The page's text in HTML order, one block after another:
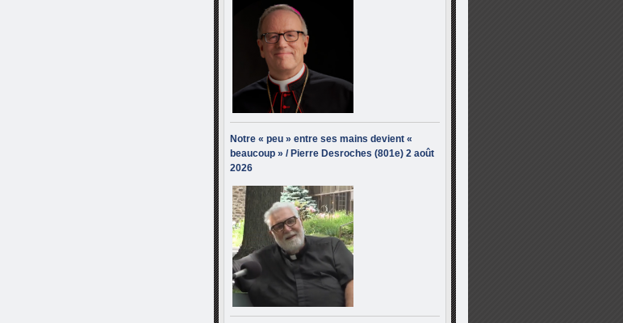
Notre « peu » entre ses mains devient «
beaucoup » / Pierre Desroches (801e) 2 août
2026